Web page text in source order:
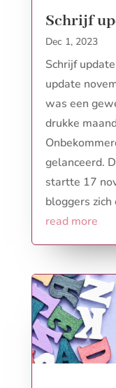
Schrijf
Dec 1, 2023
Schrijf
update
was een
drukke
gelanceerd.
startte 17
bloggers zich
read more